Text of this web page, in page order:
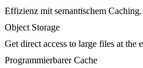
Effizienz mit semantischem Caching.
Object Storage
Get direct access to large files at the
Programmierbarer Cache